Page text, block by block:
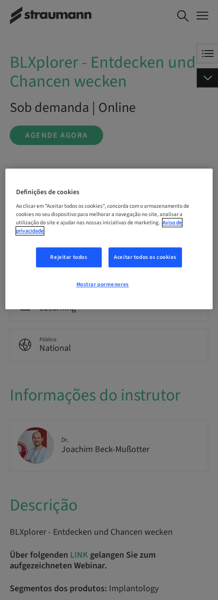
BLXplorer - Entdecken und
Chancen wecken
AGENDE AGORA
BLXplorer - Entdecken und
Chancen wecken
Sob demanda | Online
AGENDE AGORA
bookable
Idioma
Alemão
Pontos
0.00 Pontos
eLearning
Público
National
Informações do instrutor
Dr.
Joachim Beck-Mußotter
Descrição
BLXplorer - Entdecken und Chancen wecken
Über folgenden LINKgelangen Sie zum
aufgezeichneten Webinar.
Segmentos dos produtos: Implantology
Definições de cookies
Ao clicar em "Aceitar todos os cookies", concorda com o armazenamento de
cookies no seu dispositivo para melhorar a navegação no site, analisar a
utilização do site e ajudar nas nossas iniciativas de marketing. Aviso de
privacidade
Rejeitar todos Aceitar todos os cookies
Mostrar pormenores